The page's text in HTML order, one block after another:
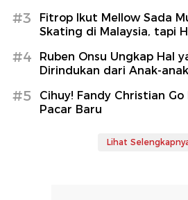
#3
Fitrop Ikut Mellow Sada
Skating di Malaysia, tapi
#4
Ruben Onsu Ungkap Hal
Dirindukan dari Anak-anak
#5
Cihuy! Fandy Christian
Pacar Baru
Lihat